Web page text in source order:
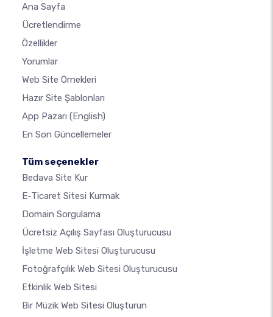
Ana Sayfa
Ücretlendirme
Özellikler
Yorumlar
Web Site Örnekleri
Hazır Site Şablonları
App Pazarı (English)
En Son Güncellemeler
Tüm seçenekler
Bedava Site Kur
E-Ticaret Sitesi Kurmak
Domain Sorgulama
Ücretsiz Açılış Sayfası Oluşturucusu
İşletme Web Sitesi Oluşturucusu
Fotoğrafçılık Web Sitesi Oluşturucusu
Etkinlik Web Sitesi
Bir Müzik Web Sitesi Oluşturun